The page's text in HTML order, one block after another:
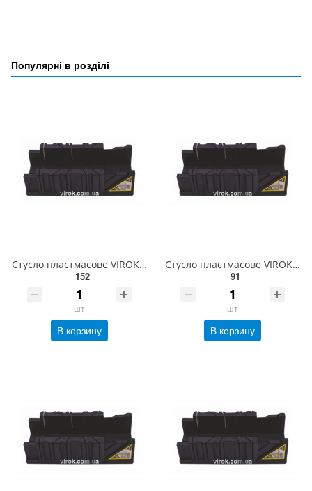
Популярні в розділі
Стусло пластмасове VIROK (3,5") 295х80х70 мм [30] 10V844
152
шт
В корзину
Стусло пластмасове VIROK (2,5") 250х65х60 мм [50] 10V843
91
шт
В корзину